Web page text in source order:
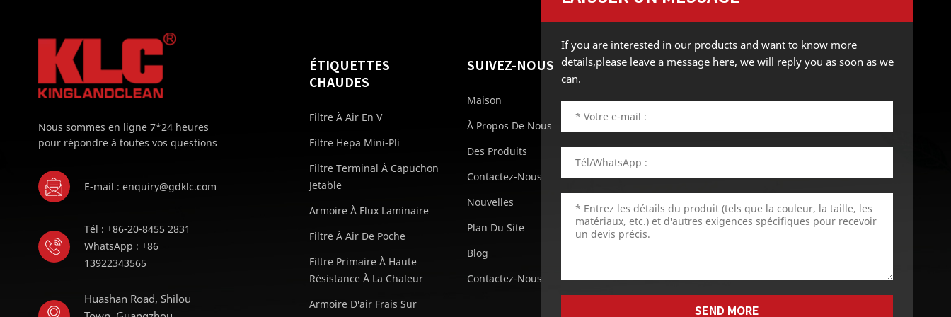
Nous sommes en ligne 7*24 heures
pour répondre à toutes vos questions
E-mail : enquiry@gdklc.com
Tél : +86-20-8455 2831
WhatsApp : +86
13922343565
Huashan Road, Shilou
ÉTIQUETTES
CHAUDES
Filtre À Air En V
Filtre Hepa Mini-Pli
Filtre Terminal À Capuchon
Jetable
Armoire À Flux Laminaire
Filtre À Air De Poche
Filtre Primaire À Haute
Résistance À La Chaleur
Armoire D'air Frais Sur
SUIVEZ-NOUS
Maison
À Propos De Nous
Des Produits
Contactez-Nous
Nouvelles
Plan Du Site
Blog
Contactez-Nous
If you are interested in our products and want to know more
details,please leave a message here, we will reply you as soon as we
can.
SEND MORE